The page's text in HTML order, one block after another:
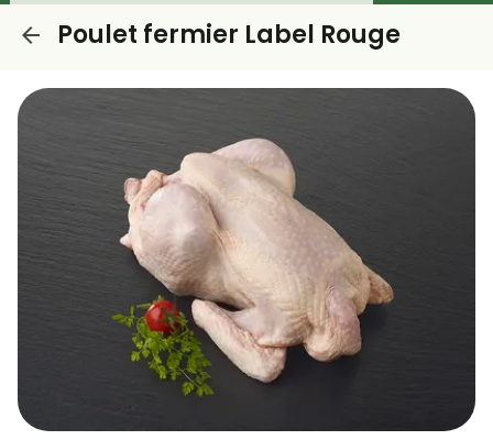
Poulet fermier Label Rouge